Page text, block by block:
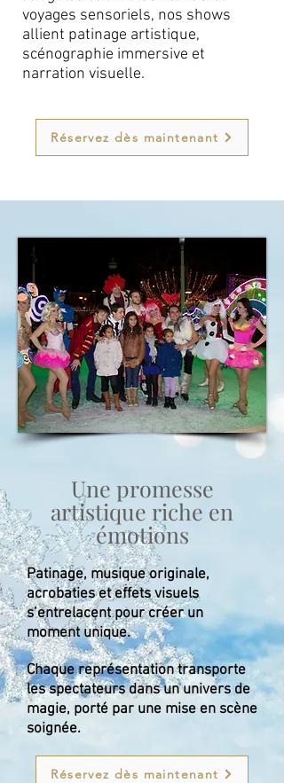
voyages sensoriels, nos shows
allient patinage artistique,
scénographie immersive et
narration visuelle.
Réservez dès maintenant
Une promesse
artistique riche en
émotions
Patinage, musique originale,
acrobaties et effets visuels
s’entrelacent pour créer un
moment unique.
Chaque représentation transporte
les spectateurs dans un univers de
magie, porté par une mise en scène
soignée.
Réservez dès maintenant